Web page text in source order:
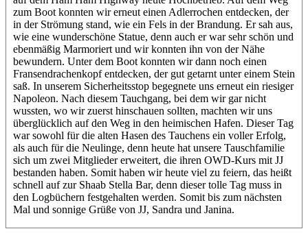
zum Boot konnten wir erneut einen Adlerrochen entdecken, der
in der Strömung stand, wie ein Fels in der Brandung. Er sah aus,
wie eine wunderschöne Statue, denn auch er war sehr schön und
ebenmäßig Marmoriert und wir konnten ihn von der Nähe
bewundern. Unter dem Boot konnten wir dann noch einen
Fransendrachenkopf entdecken, der gut getarnt unter einem Stein
saß. In unserem Sicherheitsstop begegnete uns erneut ein riesiger
Napoleon. Nach diesem Tauchgang, bei dem wir gar nicht
wussten, wo wir zuerst hinschauen sollten, machten wir uns
überglücklich auf den Weg in den heimischen Hafen. Dieser Tag
war sowohl für die alten Hasen des Tauchens ein voller Erfolg,
als auch für die Neulinge, denn heute hat unsere Tauschfamilie
sich um zwei Mitglieder erweitert, die ihren OWD-Kurs mit JJ
bestanden haben. Somit haben wir heute viel zu feiern, das heißt
schnell auf zur Shaab Stella Bar, denn dieser tolle Tag muss in
den Logbüchern festgehalten werden. Somit bis zum nächsten
Mal und sonnige Grüße von JJ, Sandra und Janina.